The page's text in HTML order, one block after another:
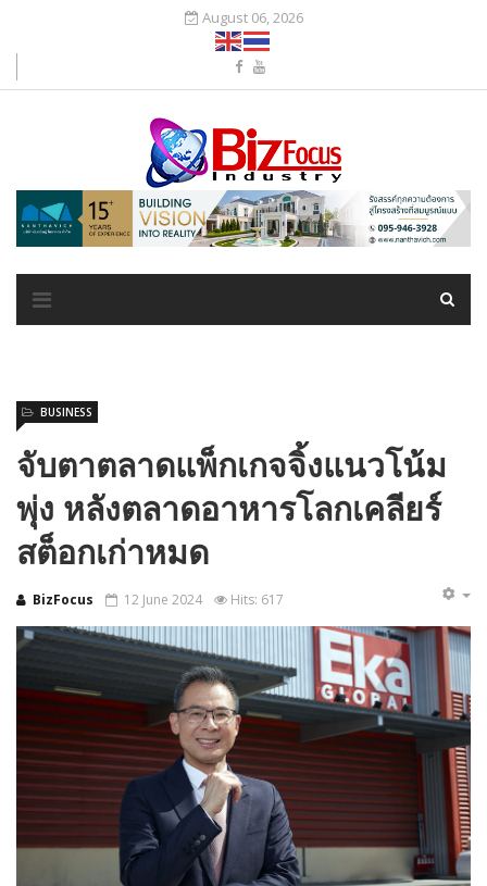
August 06, 2026
จับตาตลาดแพ็กเกจจิ้งแนวโน้ม
พุ่ง หลังตลาดอาหารโลกเคลียร์
สต็อกเก่าหมด
BizFocus
BUSINESS
12 June 2024 Hits: 617